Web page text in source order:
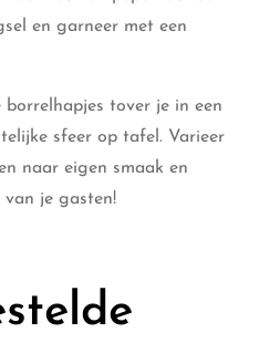
en garneer met een
borrelhapjes tover je in een
sfeer op tafel. Varieer
naar eigen smaak en
je gasten!